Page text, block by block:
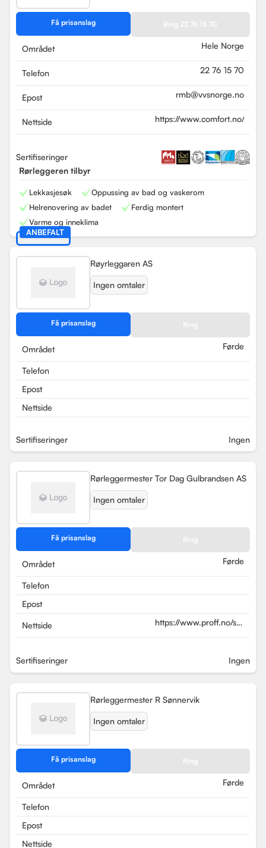
Få prisanslag Ring 22 76 15 70
Området Hele Norge
Telefon 22 76 15 70
Epost rmb@vvsnorge.no
Nettside https://www.comfort.no/
Sertifiseringer
Rørleggeren tilbyr
Lekkasjesøk
Oppussing av bad og vaskerom
Helrenovering av badet
Ferdig montert
Varme og inneklima
ANBEFALT
Røyrleggaren AS
Ingen omtaler
Få prisanslag Ring
Området Førde
Telefon
Epost
Nettside
Sertifiseringer Ingen
Rørleggermester Tor Dag Gulbrandsen AS
Ingen omtaler
Få prisanslag Ring
Området Førde
Telefon
Epost
Nettside
https://www.proff.no/
Sertifiseringer Ingen
Rørleggermester R Sønnervik
Ingen omtaler
Få prisanslag Ring
Området Førde
Telefon
Epost
Nettside